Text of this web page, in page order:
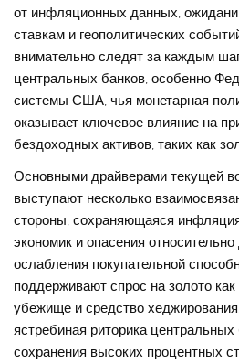
от инфляционных данных,
ставкам и геополитических
внимательно следят за каждым
центральных банков, особенно
системы США, чья монетарная
оказывает ключевое влияние на
бездоходных активов, таких как
Основными драйверами текущей
выступают несколько
стороны, сохраняющаяся
экономик и опасения
ослабления покупательной
поддерживают спрос на золото
убежище и средство
ястребиная риторика
сохранения высоких процентных